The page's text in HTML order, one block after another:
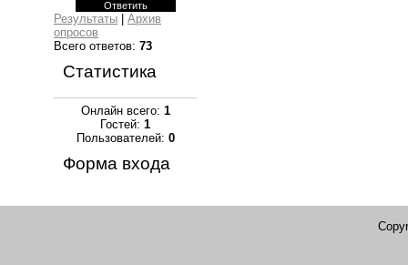
Результаты
Архив
опросов
Всего ответов: 73
Статистика
Онлайн всего: 1
Гостей: 1
Пользователей: 0
Форма входа